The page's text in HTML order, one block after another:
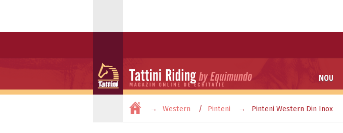
NOU
Western Pinteni Pinteni Western Din Inox